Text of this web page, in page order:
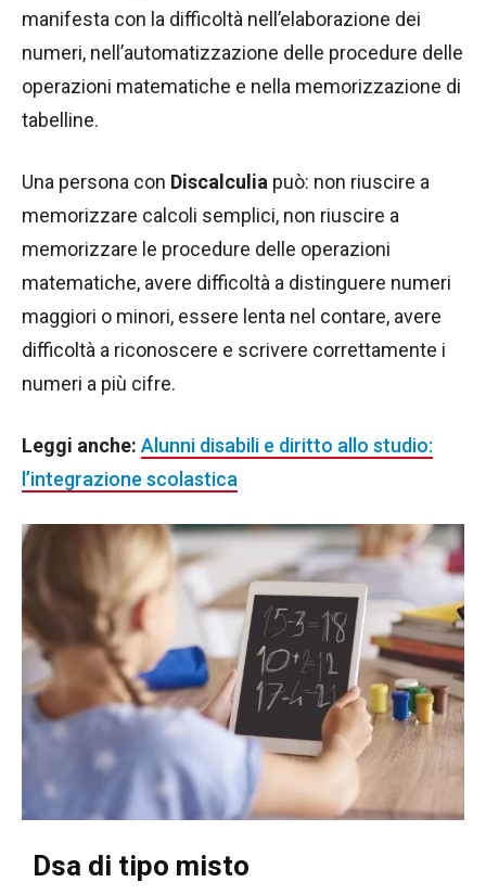
manifesta con la difficoltà nell’elaborazione dei
numeri, nell’automatizzazione delle procedure delle
operazioni matematiche e nella memorizzazione di
tabelline.
Una persona con Discalculia può: non riuscire a
memorizzare calcoli semplici, non riuscire a
memorizzare le procedure delle operazioni
matematiche, avere difficoltà a distinguere numeri
maggiori o minori, essere lenta nel contare, avere
difficoltà a riconoscere e scrivere correttamente i
numeri a più cifre.
Leggi anche: Alunni disabili e diritto allo studio:
l’integrazione scolastica
Dsa di tipo misto